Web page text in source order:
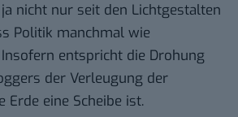
nicht nur seit den Lichtgestalten
Politik manchmal wie
entspricht die Drohung
der Verleugung der
Erde eine Scheibe ist.